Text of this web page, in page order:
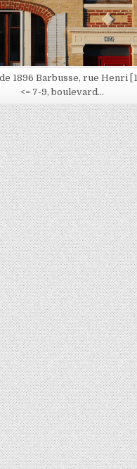
1896 Barbusse, rue Henri
<= 7-9, boulevard…